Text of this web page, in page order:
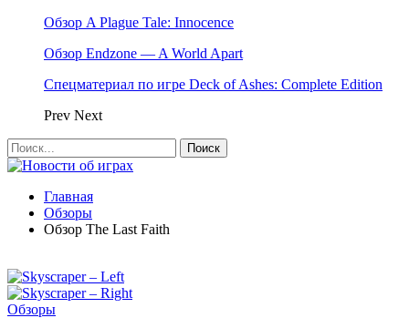
Обзор A Plague Tale: Innocence
Обзор Endzone — A World Apart
Спецматериал по игре Deck of Ashes: Complete Edition
Prev Next
Главная
Обзоры
Обзор The Last Faith
Обзоры